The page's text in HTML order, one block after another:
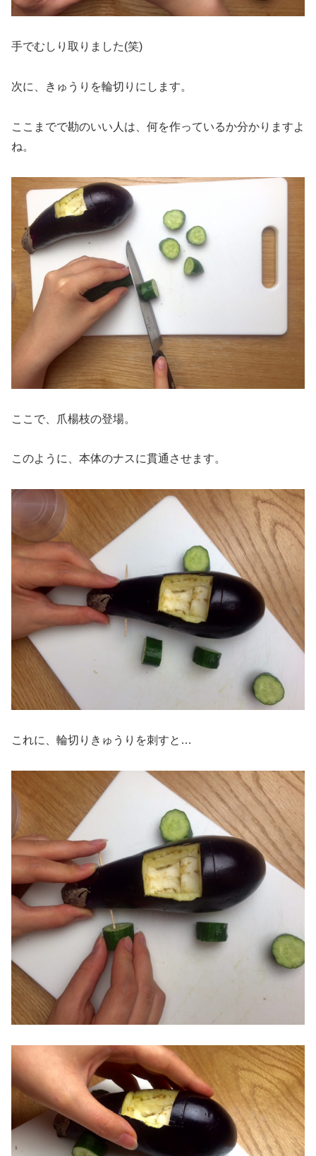
手でむしり取りました(笑)
次に、きゅうりを輪切りにします。
ここまでで勘のいい人は、何を作っているか分かりますよ
ね。
ここで、爪楊枝の登場。
このように、本体のナスに貫通させます。
これに、輪切りきゅうりを刺すと…